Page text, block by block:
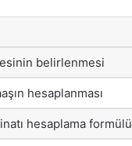
belirlenmesi
hesaplanması
hesaplama formülü